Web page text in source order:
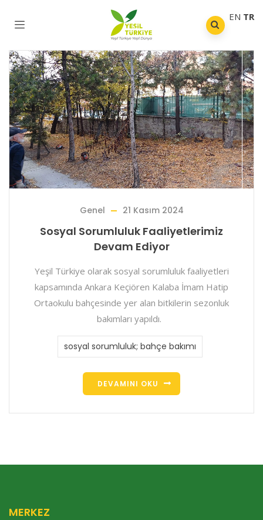
Genel 21 Kasım 2024
Sosyal Sorumluluk Faaliyetlerimiz
Devam Ediyor
Yeşil Türkiye olarak sosyal sorumluluk faaliyetleri
kapsamında Ankara Keçiören Kalaba İmam Hatip
Ortaokulu bahçesinde yer alan bitkilerin sezonluk
bakımları yapıldı.
sosyal sorumluluk; bahçe bakımı
DEVAMINI OKU
MERKEZ
EN TR